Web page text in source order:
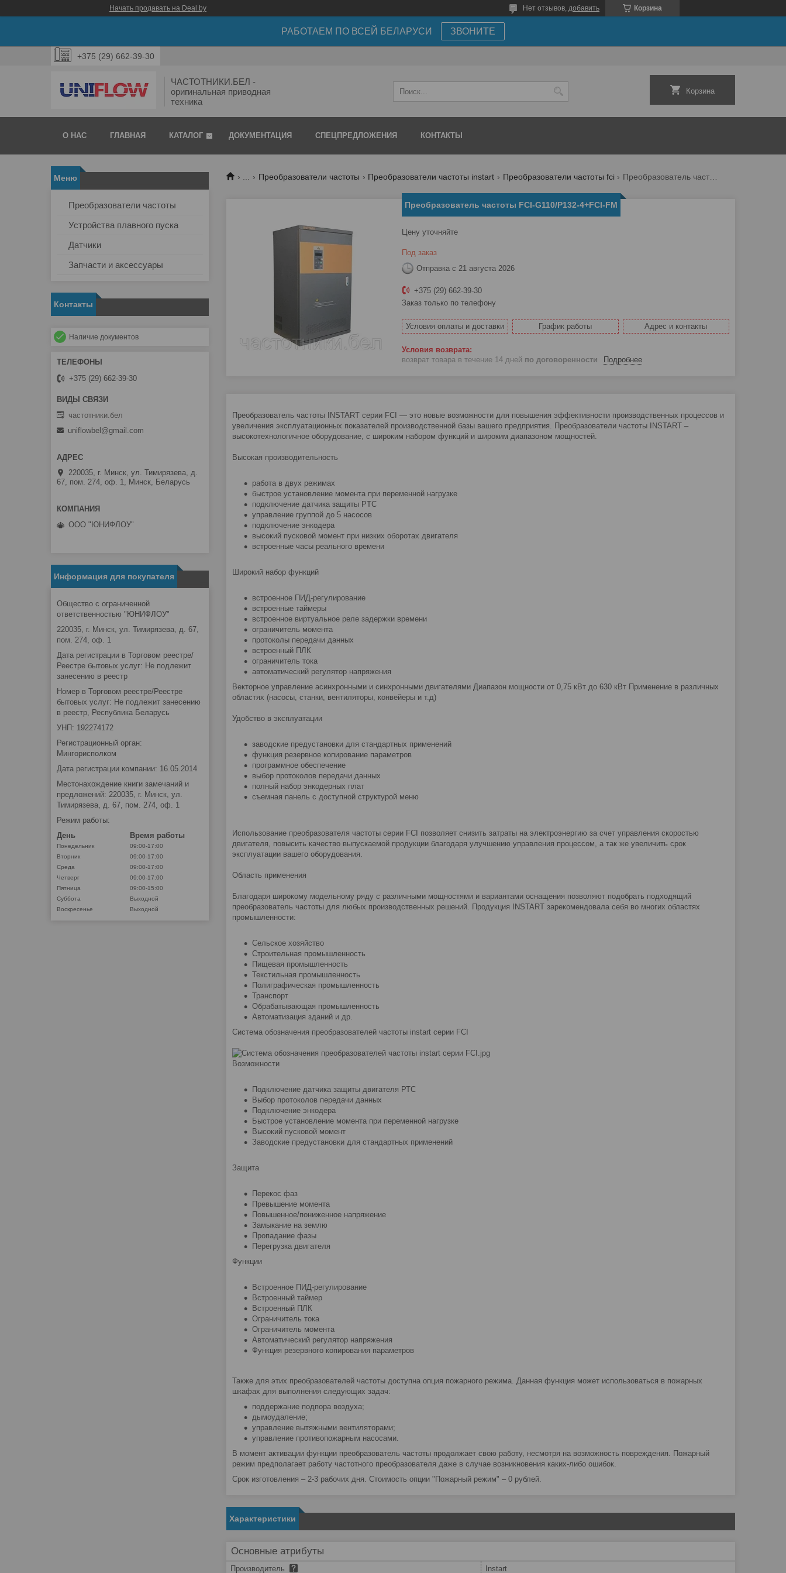
Начать продавать на Deal.by Корзина
Нет отзывов, добавить
РАБОТАЕМ ПО ВСЕЙ БЕЛАРУСИ ЗВОНИТЕ
+375 (29) 662-39-30
ЧАСТОТНИКИ.БЕЛ -
оригинальная приводная
техника
Корзина
О НАС ГЛАВНАЯ КАТАЛОГ ДОКУМЕНТАЦИЯ СПЕЦПРЕДЛОЖЕНИЯ КОНТАКТЫ
... Преобразователи частоты Преобразователи частоты instart Преобразователи частоты fci Преобразователь частоты fci-g110/p132-4+fci-fm
Преобразователь частоты FCI-G110/P132-4+FCI-FM
Цену уточняйте
Под заказ
Отправка с 21 августа 2026
+375 (29) 662-39-30
Заказ только по телефону
Условия оплаты и доставки График работы Адрес и контакты
возврат товара в течение 14 дней по договоренности Подробнее
Преобразователь частоты INSTART серии FCI — это новые возможности для повышения эффективности производственных процессов и
увеличения эксплуатационных показателей производственной базы вашего предприятия. Преобразователи частоты INSTART –
высокотехнологичное оборудование, с широким набором функций и широким диапазоном мощностей.
Высокая производительность
работа в двух режимах
быстрое установление момента при переменной нагрузке
подключение датчика защиты PTC
управление группой до 5 насосов
подключение энкодера
высокий пусковой момент при низких оборотах двигателя
встроенные часы реального времени
Широкий набор функций
встроенное ПИД-регулирование
встроенные таймеры
встроенное виртуальное реле задержки времени
ограничитель момента
протоколы передачи данных
встроенный ПЛК
ограничитель тока
автоматический регулятор напряжения
Векторное управление асинхронными и синхронными двигателями Диапазон мощности от 0,75 кВт до 630 кВт Применение в различных
областях (насосы, станки, вентиляторы, конвейеры и т.д)
Удобство в эксплуатации
заводские предустановки для стандартных применений
функция резервное копирование параметров
программное обеспечение
выбор протоколов передачи данных
полный набор энкодерных плат
съемная панель с доступной структурой меню
Использование преобразователя частоты серии FCI позволяет снизить затраты на электроэнергию за счет управления скоростью
двигателя, повысить качество выпускаемой продукции благодаря улучшению управления процессом, а так же увеличить срок
эксплуатации вашего оборудования.
Область применения
Благодаря широкому модельному ряду с различными мощностями и вариантами оснащения позволяют подобрать подходящий
преобразователь частоты для любых производственных решений. Продукция INSTART зарекомендовала себя во многих областях
промышленности:
Сельское хозяйство
Строительная промышленность
Пищевая промышленность
Текстильная промышленность
Полиграфическая промышленность
Транспорт
Обрабатывающая промышленность
Автоматизация зданий и др.
Система обозначения преобразователей частоты instart серии FCI
Возможности
Подключение датчика защиты двигателя РТС
Выбор протоколов передачи данных
Подключение энкодера
Быстрое установление момента при переменной нагрузке
Высокий пусковой момент
Заводские предустановки для стандартных применений
Защита
Перекос фаз
Превышение момента
Повышенное/пониженное напряжение
Замыкание на землю
Пропадание фазы
Перегрузка двигателя
Функции
Встроенное ПИД-регулирование
Встроенный таймер
Встроенный ПЛК
Ограничитель тока
Ограничитель момента
Автоматический регулятор напряжения
Функция резервного копирования параметров
Также для этих преобразователей частоты доступна опция пожарного режима. Данная функция может использоваться в пожарных
шкафах для выполнения следующих задач:
поддержание подпора воздуха;
дымоудаление;
управление вытяжными вентиляторами;
управление противопожарным насосами.
В момент активации функции преобразователь частоты продолжает свою работу, несмотря на возможность повреждения. Пожарный
режим предполагает работу частотного преобразователя даже в случае возникновения каких-либо ошибок.
Срок изготовления – 2-3 рабочих дня. Стоимость опции "Пожарный режим" – 0 рублей.
Характеристики
Основные атрибуты
Производитель Instart
Преобразователи частоты
Устройства плавного пуска
Датчики
Запчасти и аксессуары
Контакты
Наличие документов
+375 (29) 662-39-30
частотники.бел
uniflowbel@gmail.com
220035, г. Минск, ул. Тимирязева, д.
67, пом. 274, оф. 1, Минск, Беларусь
ООО "ЮНИФЛОУ"
Информация для покупателя
Общество с ограниченной
ответственностью "ЮНИФЛОУ"
220035, г. Минск, ул. Тимирязева, д. 67,
пом. 274, оф. 1
Дата регистрации в Торговом реестре/
Реестре бытовых услуг: Не подлежит
занесению в реестр
Номер в Торговом реестре/Реестре
бытовых услуг: Не подлежит занесению
в реестр, Республика Беларусь
УНП: 192274172
Регистрационный орган:
Мингорисполком
Дата регистрации компании: 16.05.2014
Местонахождение книги замечаний и
предложений: 220035, г. Минск, ул.
Тимирязева, д. 67, пом. 274, оф. 1
Режим работы:
День
Время работы
Понедельник
09:00-17:00
Вторник
09:00-17:00
Среда
09:00-17:00
Четверг
09:00-17:00
Пятница
09:00-15:00
Суббота
Выходной
Воскресенье
Выходной